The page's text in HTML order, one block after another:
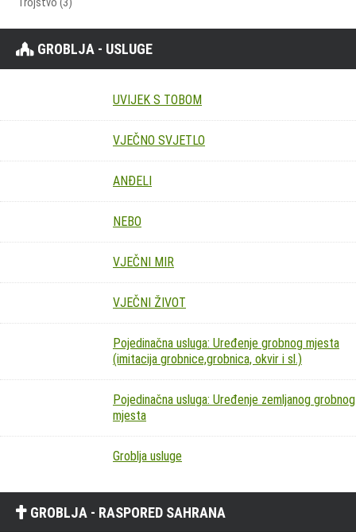
Trojstvo (3)
GROBLJA - USLUGE
UVIJEK S TOBOM
VJEČNO SVJETLO
ANĐELI
NEBO
VJEČNI MIR
VJEČNI ŽIVOT
Pojedinačna usluga: Uređenje grobnog mjesta
(imitacija grobnice,grobnica, okvir i sl.)
Pojedinačna usluga: Uređenje zemljanog grobnog
mjesta
Groblja usluge
GROBLJA - RASPORED SAHRANA